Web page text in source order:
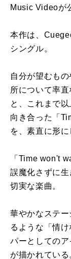
Music Videoが
本作は、
シングル。
自分が望むも
所について率
と、これまで
向き合った「
を、素直に形に
「Time won't
誤魔化さずに
切実な楽曲。
華やかなステ
るような「情
パーとしての
が描かれている